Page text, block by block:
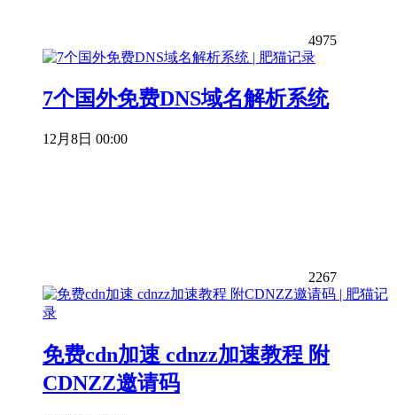
4975
7个国外免费DNS域名解析系统
12月8日 00:00
2267
免费cdn加速 cdnzz加速教程 附
CDNZZ邀请码